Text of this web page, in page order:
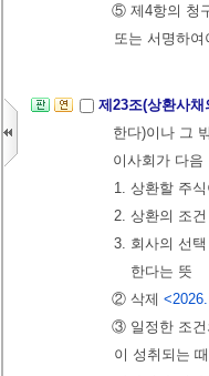
⑤ 제4항의 청
또는 서명하여
제23조(상환사
한다)이나 그
이사회가 다
1. 상환할 주
2. 상환의 조건
3. 회사의 선
한다는 뜻
② 삭제
③ 일정한 조건
이 성취되는